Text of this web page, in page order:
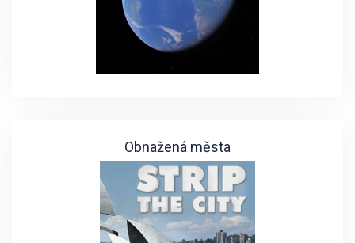
Obnažená města